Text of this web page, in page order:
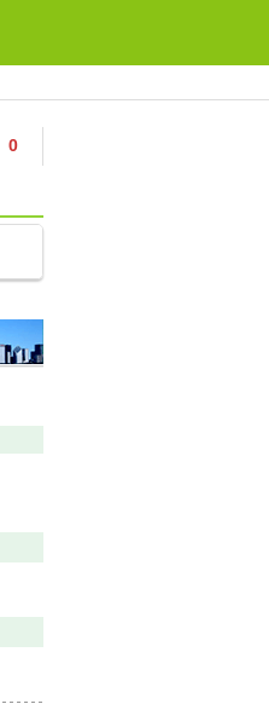
0